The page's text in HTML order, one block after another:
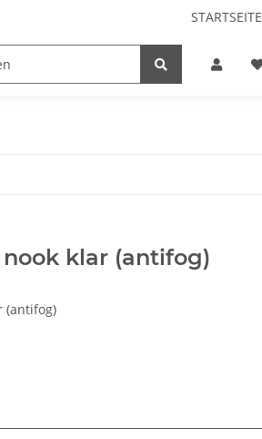
STARTSEITE
nook klar (antifog)
(antifog)